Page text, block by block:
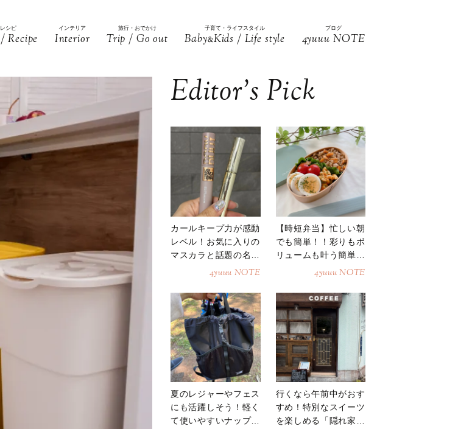
シピ
Recipe
インテリア
Interior
旅行・おでかけ
Trip / Go out
子育て・ライフスタイル
Baby&Kids / Life style
ブログ
4yuuu NOTE
Editor’s Pick
カールキープ力が感動
レベル！お気に入りの
マスカラと話題の名品
4yuuu NOTE
【時短弁当】忙しい朝
でも簡単！！彩りもボ
リュームも叶う簡単そ
4yuuu NOTE
夏のレジャーやフェス
にも活躍しそう！軽く
て使いやすいナップサ
行くなら午前中がおす
すめ！特別なスイーツ
を楽しめる「隠れ家カ